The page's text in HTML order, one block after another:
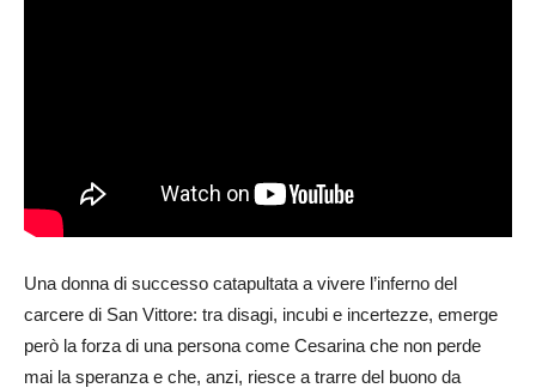
Una donna di successo catapultata a vivere l’inferno del
carcere di San Vittore: tra disagi, incubi e incertezze, emerge
però la forza di una persona come Cesarina che non perde
mai la speranza e che, anzi, riesce a trarre del buono da